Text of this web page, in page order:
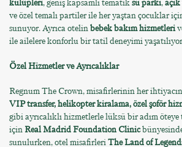
kulüpleri, geniş kapsamlı tematiksu parkı,
ve özel temalı partiler ile her yaştan çocuklar
sunuyor. Ayrıca otelinbebek bakım hizmetleri
ile ailelere konforlu bir tatil deneyimi
Özel Hizmetler ve Ayrıcalıklar
Regnum The Crown, misafirlerinin her
VIP transfer, helikopter kiralama, özel şoför
gibi ayrıcalıklı hizmetlerle lüksü bir adım öteye
için Real Madrid Foundation Clinic
sunulurken, otel misafirleriThe Land of